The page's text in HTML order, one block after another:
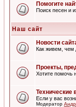
Помогите
Поиск песен и
Наш сайт
Новости
Как живем, чем
Проекты,
Хотите помочь
Технические
Если у вас
Модератор